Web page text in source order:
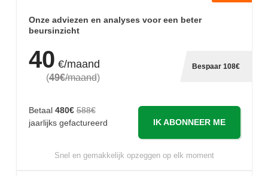
Onze adviezen en analyses voor een beter
beursinzicht
40 €/maand
(49€/maand)
Bespaar 108€
Betaal 480€ 588€
jaarlijks gefactureerd
IK ABONNEER ME
Snel en gemakkelijk opzeggen op elk moment